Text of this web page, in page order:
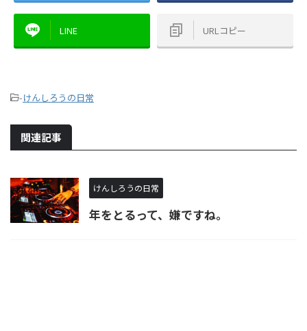
LINE URLコピー
-けんしろうの日常
関連記事
けんしろうの日常
年をとるって、嫌ですね。